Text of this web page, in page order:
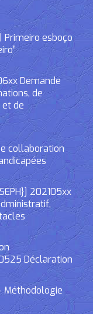
Primeiro esboço
Demande
de
de
collaboration
202105xx
Déclaration
Méthodologie